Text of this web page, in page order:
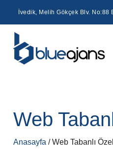
İvedik, Melih Gökçek Blv.
Web
Anasayfa / Web Tabanlı